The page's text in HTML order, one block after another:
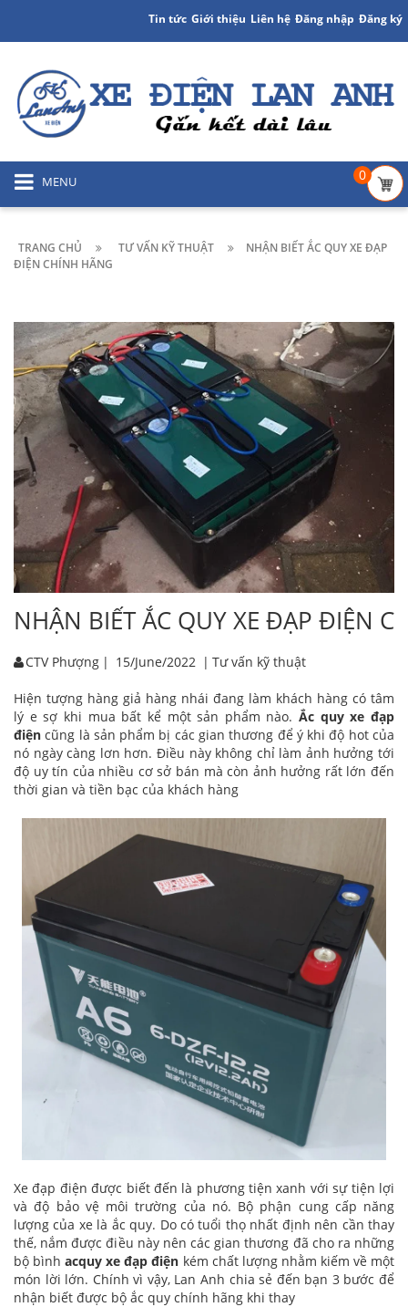
Tin tức Giới thiệu Liên hệ Đăng nhập Đăng ký
MENU 0
TRANG CHỦ TƯ VẤN KỸ THUẬT
NHẬN BIẾT ẮC QUY XE ĐẠP
ĐIỆN CHÍNH HÃNG
NHẬN BIẾT ẮC QUY XE ĐẠP ĐIỆN
CTV Phượng | 15/June/2022 | Tư vấn kỹ thuật
Hiện tượng hàng giả hàng nhái đang làm khách hàng có tâm
lý e sợ khi mua bất kể một sản phẩm nào.Ắc quy xe đạp
điện cũng là sản phẩm bị các gian thương để ý khi độ hot của
nó ngày càng lơn hơn. Điều này không chỉ làm ảnh hưởng tới
độ uy tín của nhiều cơ sở bán mà còn ảnh hưởng rất lớn đến
thời gian và tiền bạc của khách hàng
Xe đạp điện được biết đến là phương tiện xanh với sự tiện lợi
và độ bảo vệ môi trường của nó. Bộ phận cung cấp năng
lượng của xe là ắc quy. Do có tuổi thọ nhất định nên cần thay
thế, nắm được điều này nên các gian thương đã cho ra những
bộ bìnhacquy xe đạp điện kém chất lượng nhằm kiếm về một
món lời lớn. Chính vì vậy, Lan Anh chia sẻ đến bạn 3 bước để
nhận biết được bộ ắc quy chính hãng khi thay